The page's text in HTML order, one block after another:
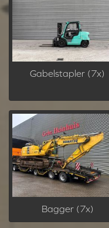
Gabelstapler (7x)
Bagger (7x)